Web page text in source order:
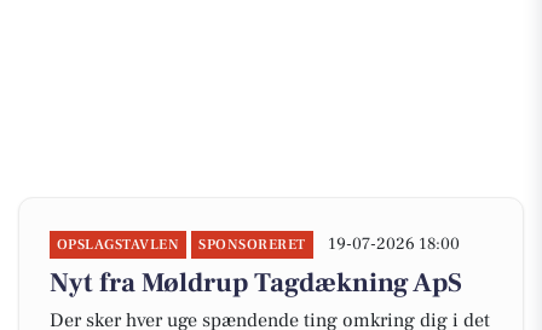
OPSLAGSTAVLEN SPONSORERET 19-07-2026 18:00
Nyt fra Møldrup Tagdækning ApS
Der sker hver uge spændende ting omkring dig i det